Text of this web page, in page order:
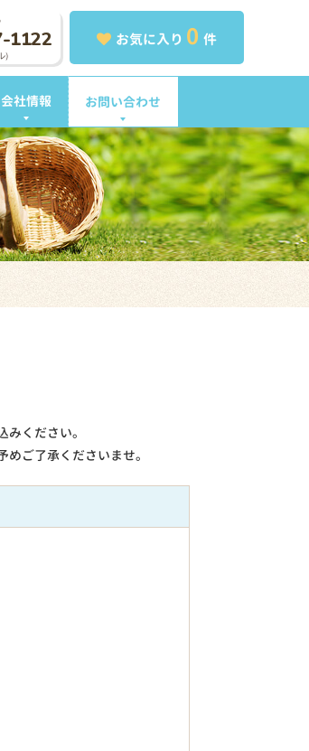
お気に入り 0 件
1122
会社情報 お問い合わせ
ください。
ご了承くださいませ。